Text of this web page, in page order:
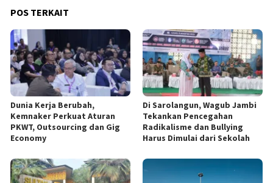
POS TERKAIT
Dunia Kerja Berubah,
Kemnaker Perkuat Aturan
PKWT, Outsourcing dan Gig
Economy
Di Sarolangun, Wagub Jambi
Tekankan Pencegahan
Radikalisme dan Bullying
Harus Dimulai dari Sekolah